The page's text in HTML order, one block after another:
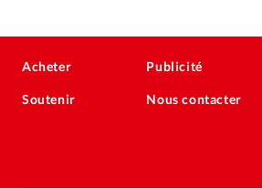
Acheter
Soutenir
Publicité
Nous contacter